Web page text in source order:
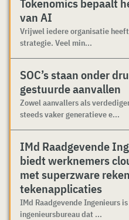
van AI
Vrijwel iedere organisatie
strategie. Veel min...
SOC’s staan onder
gestuurde aanvallen
Zowel aanvallers als
steeds vaker generatieve e...
IMd Raadgevende
biedt werknemers
met superzware
tekenapplicaties
IMd Raadgevende Ingenieurs
ingenieursbureau dat ...